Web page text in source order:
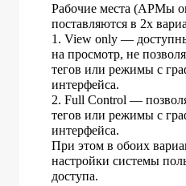
Рабочие места (АРМы
поставляются в 2х
1. View only —
на просмотр, не
тегов или режимы с
интерфейса.
2. Full Control —
тегов или режимы с
интерфейса.
При этом в обоих
настройки системы
доступа.